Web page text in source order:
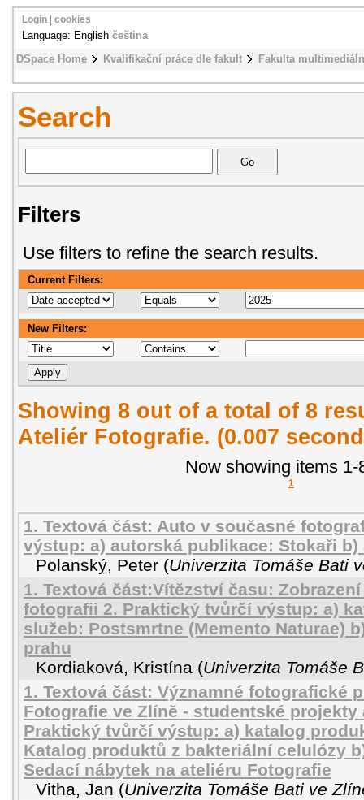
DSpace Home Kvalifikační práce dle fakult Fakulta
Login cookies
Language: English čeština
Search
Filters
Use filters to refine the search results.
Current Filters:
New Filters:
Showing 8 out of a total of 8
Ateliér Fotografie. (0.007
Now showing items 1-
1
1. Textová část: Auto v současné
výstup: a) autorská publikace: Stokaři
Polanský, Peter (Univerzita Tomáše Bati
1. Textová část:Vítězství času:
fotografii 2. Praktický tvůrčí výstup: a)
služeb: Postsmrtne (Memento Naturae)
prahu
Kordiaková, Kristína (Univerzita Tomáše
1. Textová část: Významné fotografické
Fotografie ve Zlíně - studentské
Praktický tvůrčí výstup: a) katalog
Katalog produktů z bakteriální celulózy
Sedací nábytek na ateliéru Fotografie
Vitha, Jan (Univerzita Tomáše Bati ve